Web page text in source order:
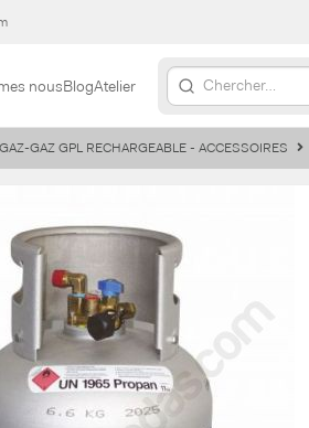
nousBlogAtelier
GAZ GPL RECHARGEABLE - ACCESSOIRES